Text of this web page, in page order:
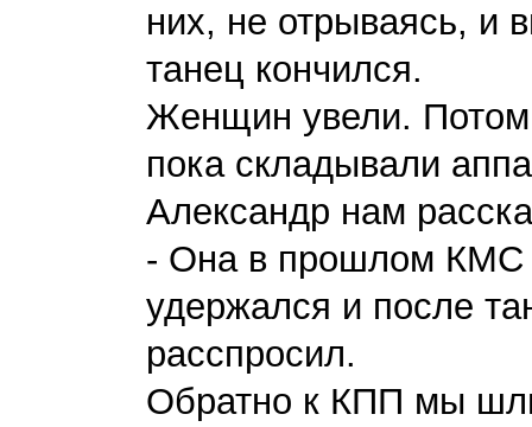
них, не отрываясь, и
танец кончился.
Женщин увели. Потом
пока складывали
Александр нам
- Она в прошлом КМС
удержался и после
расспросил.
Обратно к КПП мы